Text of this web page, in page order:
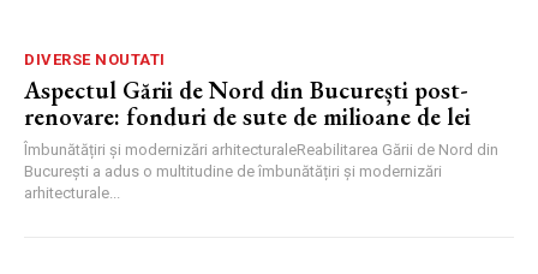
DIVERSE NOUTATI
Aspectul Gării de Nord din București post-
renovare: fonduri de sute de milioane de lei
Îmbunătățiri și modernizări arhitecturaleReabilitarea Gării de Nord din
București a adus o multitudine de îmbunătățiri și modernizări
arhitecturale...